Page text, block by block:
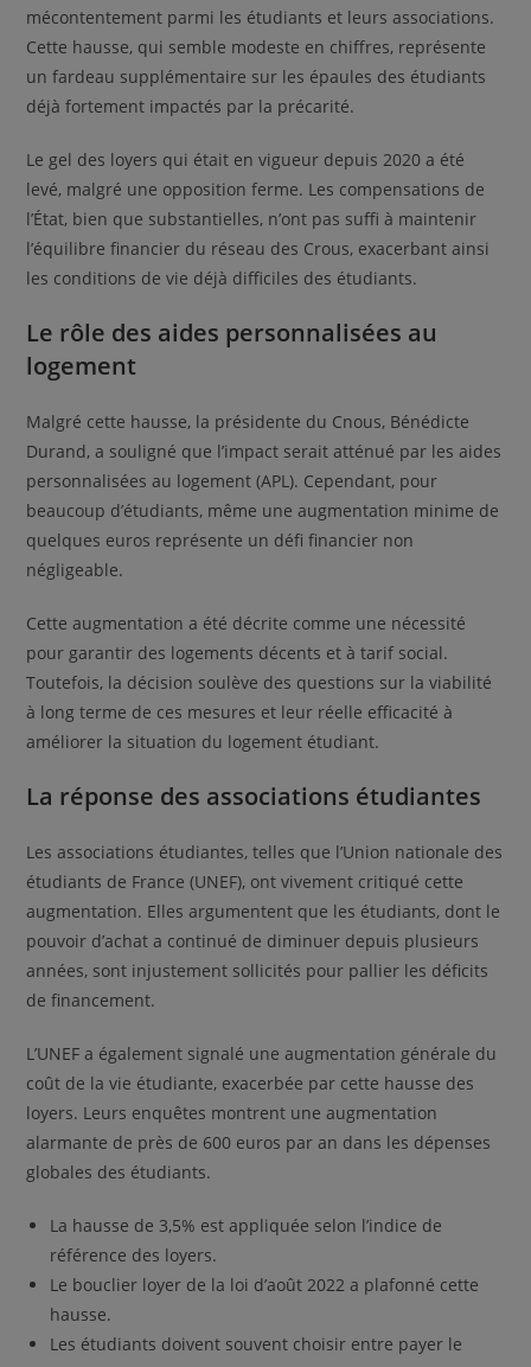
mécontentement parmi les étudiants et leurs associations.
Cette hausse, qui semble modeste en chiffres, représente
un fardeau supplémentaire sur les épaules des étudiants
déjà fortement impactés par la précarité.
Le gel des loyers qui était en vigueur depuis 2020 a été
levé, malgré une opposition ferme. Les compensations de
l’État, bien que substantielles, n’ont pas suffi à maintenir
l’équilibre financier du réseau des Crous, exacerbant ainsi
les conditions de vie déjà difficiles des étudiants.
Le rôle des aides personnalisées au
logement
Malgré cette hausse, la présidente du Cnous, Bénédicte
Durand, a souligné que l’impact serait atténué par les aides
personnalisées au logement (APL). Cependant, pour
beaucoup d’étudiants, même une augmentation minime de
quelques euros représente un défi financier non
négligeable.
Cette augmentation a été décrite comme une nécessité
pour garantir des logements décents et à tarif social.
Toutefois, la décision soulève des questions sur la viabilité
à long terme de ces mesures et leur réelle efficacité à
améliorer la situation du logement étudiant.
La réponse des associations étudiantes
Les associations étudiantes, telles que l’Union nationale des
étudiants de France (UNEF), ont vivement critiqué cette
augmentation. Elles argumentent que les étudiants, dont le
pouvoir d’achat a continué de diminuer depuis plusieurs
années, sont injustement sollicités pour pallier les déficits
de financement.
L’UNEF a également signalé une augmentation générale du
coût de la vie étudiante, exacerbée par cette hausse des
loyers. Leurs enquêtes montrent une augmentation
alarmante de près de 600 euros par an dans les dépenses
globales des étudiants.
La hausse de 3,5% est appliquée selon l’indice de
référence des loyers.
Le bouclier loyer de la loi d’août 2022 a plafonné cette
hausse.
Les étudiants doivent souvent choisir entre payer le